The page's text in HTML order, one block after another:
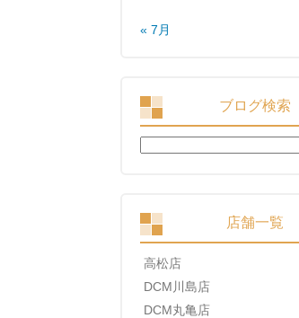
« 7月
ブログ検索
検
索:
店舗一覧
高松店
DCM川島店
DCM丸亀店